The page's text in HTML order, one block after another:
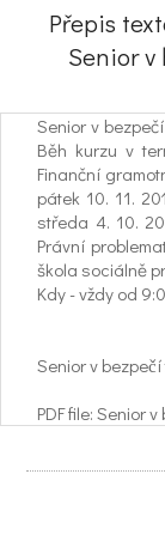
Přepis
Senior v
Senior v
Běh kurzu v
Finanční
pátek 10. 11.
středa 4. 10.
Právní
škola sociálně
Kdy - vždy od
Senior v
PDF file: Senior